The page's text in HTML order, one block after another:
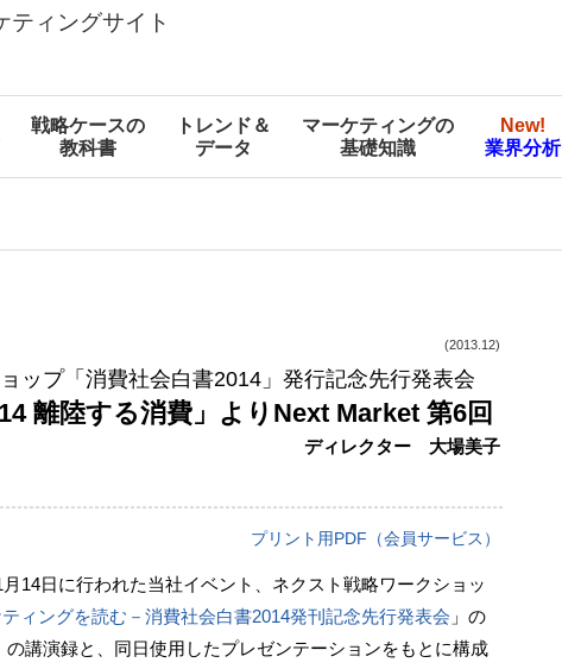
ティングサイト
戦略ケースの
教科書
トレンド＆
データ
マーケティングの
基礎知識
New!
業界分析
(2013.12)
ップ「消費社会白書2014」発行記念先行発表会
離陸する消費」よりNext Market 第6回
ディレクター 大場美子
プリント用PDF（会員サービス）
14日に行われた当社イベント、ネクスト戦略ワークショッ
ィングを読む－消費社会白書2014発刊記念先行発表会 」の
講演録と、同日使用したプレゼンテーションをもとに構成